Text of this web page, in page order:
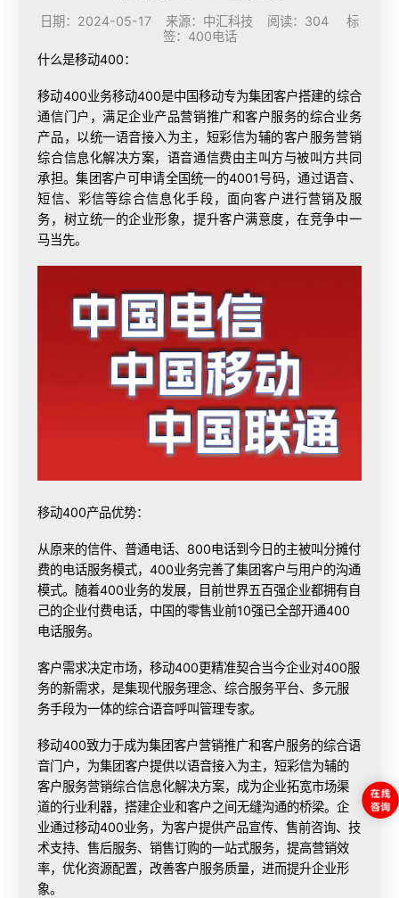
日期：2024-05-17 来源：中汇科技 阅读：304 标
签： 400电话
什么是移动400：
移动400业务移动400是中国移动专为集团客户搭建的综合
通信门户，满足企业产品营销推广和客户服务的综合业务
产品，以统一语音接入为主，短彩信为辅的客户服务营销
综合信息化解决方案，语音通信费由主叫方与被叫方共同
承担。集团客户可申请全国统一的4001号码，通过语音、
短信、彩信等综合信息化手段，面向客户进行营销及服
务，树立统一的企业形象，提升客户满意度，在竞争中一
马当先。
移动400产品优势：
从原来的信件、普通电话、800电话到今日的主被叫分摊付
费的电话服务模式，400业务完善了集团客户与用户的沟通
模式。随着400业务的发展，目前世界五百强企业都拥有自
己的企业付费电话，中国的零售业前10强已全部开通400
电话服务。
客户需求决定市场，移动400更精准契合当今企业对400服
务的新需求，是集现代服务理念、综合服务平台、多元服
务手段为一体的综合语音呼叫管理专家。
移动400致力于成为集团客户营销推广和客户服务的综合语
音门户，为集团客户提供以语音接入为主，短彩信为辅的
客户服务营销综合信息化解决方案，成为企业拓宽市场渠
道的行业利器，搭建企业和客户之间无缝沟通的桥梁。企
业通过移动400业务，为客户提供产品宣传、售前咨询、技
术支持、售后服务、销售订购的一站式服务，提高营销效
率，优化资源配置，改善客户服务质量，进而提升企业形
象。